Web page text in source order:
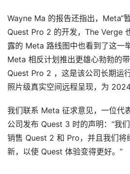
行
动
态
应
用
闻
V
R
Wayne Ma 的报告还指出，Meta“
Quest Pro 2 的开发，The Verge
露的 Meta 路线图中也看到了这一
Meta 相反计划推出更雄心勃勃的
Quest Pro 2 ，这是该公司长期运
照片级真实空间远程呈现，为 2024
我们联系 Meta 征求意见，一位代
公司发布 Quest 3 时的声明：“我
销售 Quest 2 和 Pro，并且我们将
新，以使 Quest 体验变得更好。”